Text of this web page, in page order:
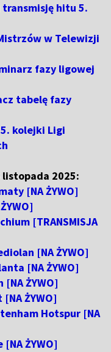
transmisję hitu 5.
w Telewizji
fazy ligowej
tabelę fazy
kolejki Ligi
listopada 2025:
[NA ŻYWO]
[TRANSMISJA
[NA ŻYWO]
[NA ŻYWO]
[NA ŻYWO]
ŻYWO]
Hotspur [NA
ŻYWO]